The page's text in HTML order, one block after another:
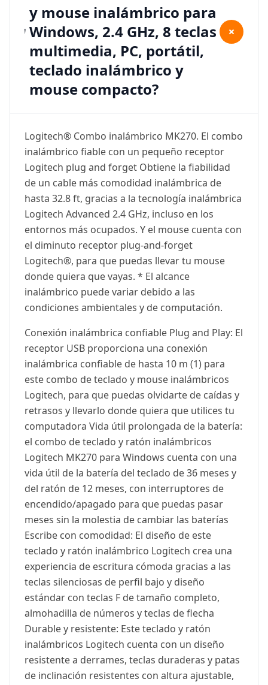
y mouse inalámbrico para
Windows, 2.4 GHz, 8 teclas
multimedia, PC, portátil,
teclado inalámbrico y
mouse compacto?
+
Logitech® Combo inalámbrico MK270. El combo
inalámbrico fiable con un pequeño receptor
Logitech plug and forget Obtiene la fiabilidad
de un cable más comodidad inalámbrica de
hasta 32.8 ft, gracias a la tecnología inalámbrica
Logitech Advanced 2.4 GHz, incluso en los
entornos más ocupados. Y el mouse cuenta con
el diminuto receptor plug-and-forget
Logitech®, para que puedas llevar tu mouse
donde quiera que vayas. * El alcance
inalámbrico puede variar debido a las
condiciones ambientales y de computación.
Conexión inalámbrica confiable Plug and Play: El
receptor USB proporciona una conexión
inalámbrica confiable de hasta 10 m (1) para
este combo de teclado y mouse inalámbricos
Logitech, para que puedas olvidarte de caídas y
retrasos y llevarlo donde quiera que utilices tu
computadora Vida útil prolongada de la batería:
el combo de teclado y ratón inalámbricos
Logitech MK270 para Windows cuenta con una
vida útil de la batería del teclado de 36 meses y
del ratón de 12 meses, con interruptores de
encendido/apagado para que puedas pasar
meses sin la molestia de cambiar las baterías
Escribe con comodidad: El diseño de este
teclado y ratón inalámbrico Logitech crea una
experiencia de escritura cómoda gracias a las
teclas silenciosas de perfil bajo y diseño
estándar con teclas F de tamaño completo,
almohadilla de números y teclas de flecha
Durable y resistente: Este teclado y ratón
inalámbricos Logitech cuenta con un diseño
resistente a derrames, teclas duraderas y patas
de inclinación resistentes con altura ajustable,